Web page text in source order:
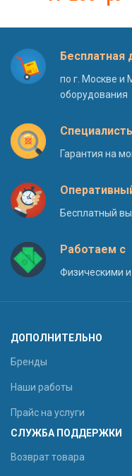
Бесплатная
по г. Москве и
оборудования
Гарантия на
Бесплатный
Работаем с
Физическими
ДОПОЛНИТЕЛЬНО
Бренды
Наши работы
Прайс на услуги
СЛУЖБА ПОДДЕРЖКИ
Возврат товара